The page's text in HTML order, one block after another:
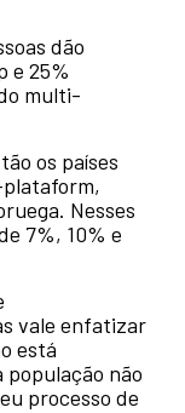
dão
e 25%
multi-
os países
Nesses
7%, 10% e
vale enfatizar
está
não
processo de